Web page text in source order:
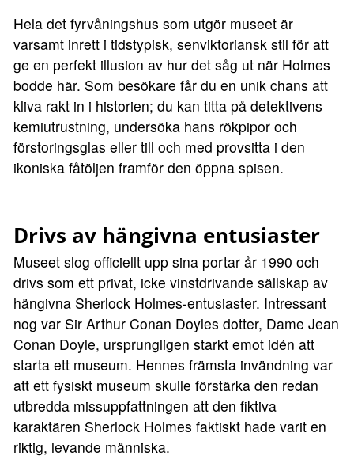
Hela det fyrvåningshus som utgör museet är
varsamt inrett i tidstypisk, senviktoriansk stil för att
ge en perfekt illusion av hur det såg ut när Holmes
bodde här. Som besökare får du en unik chans att
kliva rakt in i historien; du kan titta på detektivens
kemiutrustning, undersöka hans rökpipor och
förstoringsglas eller till och med provsitta i den
ikoniska fåtöljen framför den öppna spisen.
Drivs av hängivna entusiaster
Museet slog officiellt upp sina portar år 1990 och
drivs som ett privat, icke vinstdrivande sällskap av
hängivna Sherlock Holmes-entusiaster. Intressant
nog var Sir Arthur Conan Doyles dotter, Dame Jean
Conan Doyle, ursprungligen starkt emot idén att
starta ett museum. Hennes främsta invändning var
att ett fysiskt museum skulle förstärka den redan
utbredda missuppfattningen att den fiktiva
karaktären Sherlock Holmes faktiskt hade varit en
riktig, levande människa.